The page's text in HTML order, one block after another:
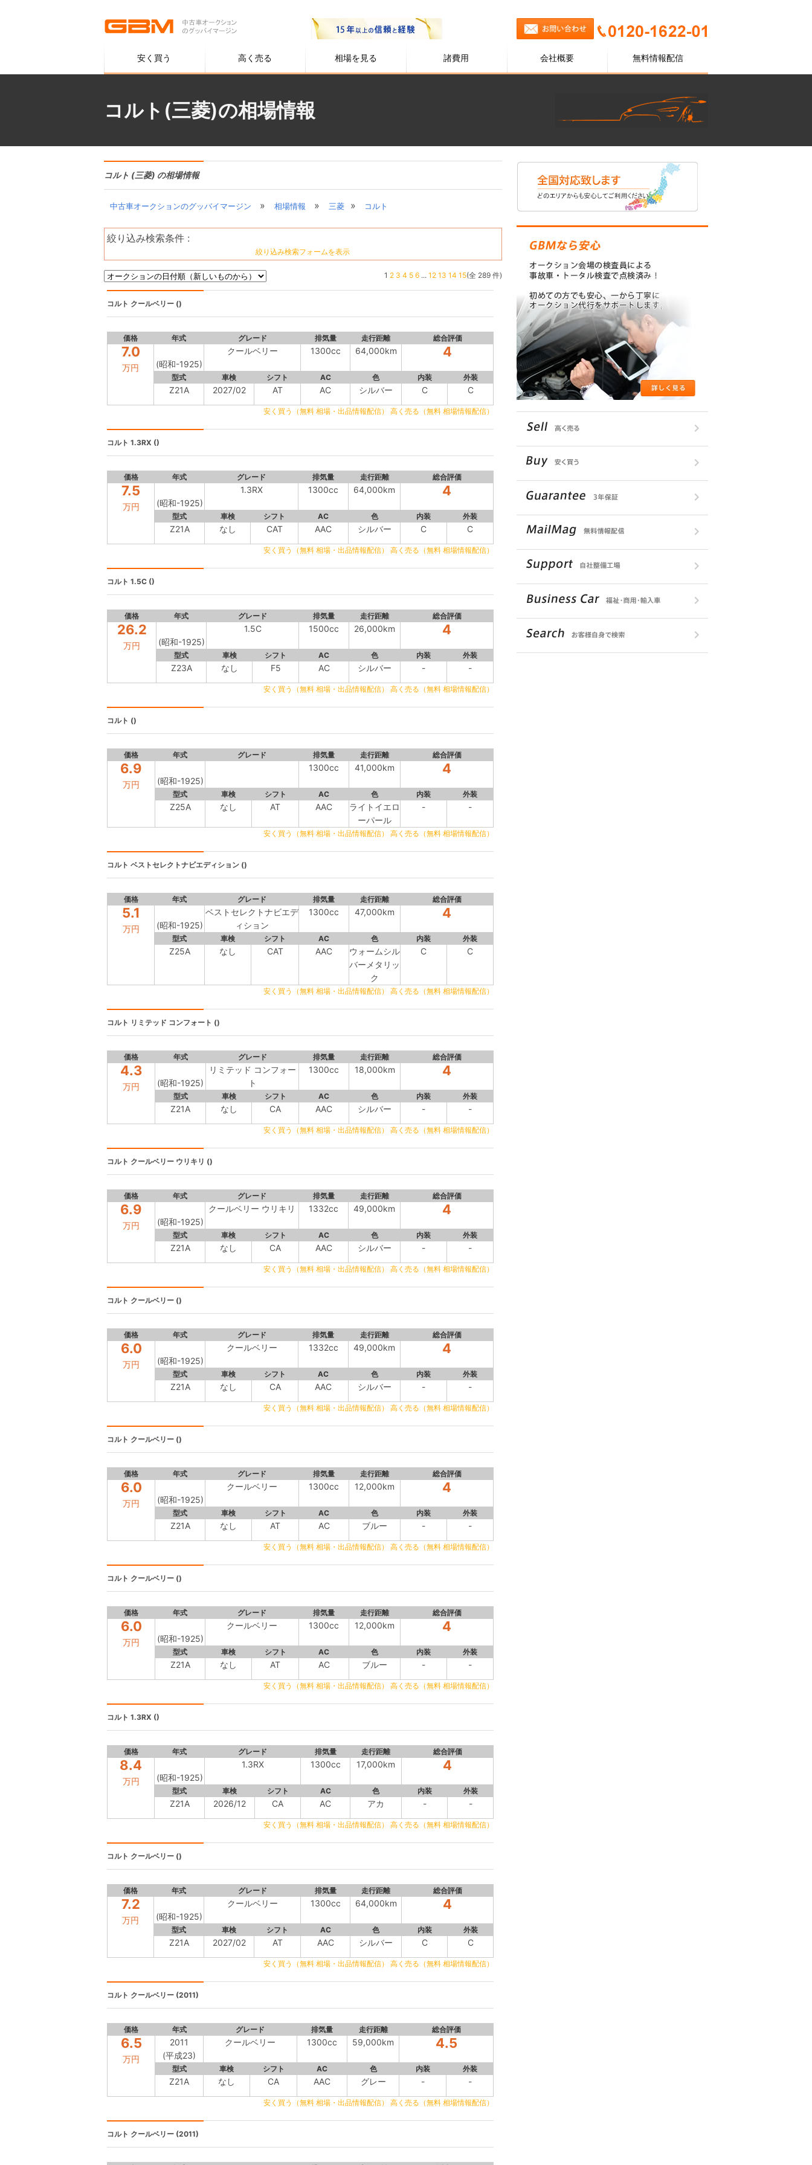
安く買う 高く売る 相場を見る 諸費用 会社概要 無料情報配信
コルト(三菱)の相場情報
コルト (三菱) の相場情報
中古車オークションのグッバイマージン » 相場情報 » 三菱 » コルト
絞り込み検索条件 :
絞り込み検索フォームを表示
1 2 3 4 5 6... 12 13 14 15(全 289 件)
コルト クールベリー ()
価格 年式 グレード 排気量 走行距離 総合評価
7.0
万円 (昭和-1925)
クールベリー 1300cc 64,000km 4
型式 車検 シフト AC 色 内装 外装
Z21A 2027/02 AT AC シルバー C C
安く買う（無料 相場・出品情報配信） 高く売る（無料 相場情報配信）
コルト 1.3RX ()
価格 年式 グレード 排気量 走行距離 総合評価
7.5
万円 (昭和-1925)
1.3RX 1300cc 64,000km 4
型式 車検 シフト AC 色 内装 外装
Z21A なし CAT AAC シルバー C C
安く買う（無料 相場・出品情報配信） 高く売る（無料 相場情報配信）
コルト 1.5C ()
価格 年式 グレード 排気量 走行距離 総合評価
26.2
万円 (昭和-1925)
1.5C 1500cc 26,000km 4
型式 車検 シフト AC 色 内装 外装
Z23A なし F5 AC シルバー - -
安く買う（無料 相場・出品情報配信） 高く売る（無料 相場情報配信）
コルト ()
価格 年式 グレード 排気量 走行距離 総合評価
6.9
万円 (昭和-1925)
1300cc 41,000km 4
型式 車検 シフト AC 色 内装 外装
Z25A なし AT AAC
ライトイエロ
ーパール
- -
安く買う（無料 相場・出品情報配信） 高く売る（無料 相場情報配信）
コルト ベストセレクトナビエディション ()
価格 年式 グレード 排気量 走行距離 総合評価
5.1
万円 (昭和-1925)
ベストセレクトナビエデ
ィション
1300cc 47,000km 4
型式 車検 シフト AC 色 内装 外装
Z25A なし CAT AAC
ウォームシル
バーメタリッ
ク
C C
安く買う（無料 相場・出品情報配信） 高く売る（無料 相場情報配信）
コルト リミテッド コンフォート ()
価格 年式 グレード 排気量 走行距離 総合評価
4.3
万円 (昭和-1925)
リミテッド コンフォー
ト
1300cc 18,000km 4
型式 車検 シフト AC 色 内装 外装
Z21A なし CA AAC シルバー - -
安く買う（無料 相場・出品情報配信） 高く売る（無料 相場情報配信）
コルト クールベリー ウリキリ ()
価格 年式 グレード 排気量 走行距離 総合評価
6.9
万円 (昭和-1925)
クールベリー ウリキリ 1332cc 49,000km 4
型式 車検 シフト AC 色 内装 外装
Z21A なし CA AAC シルバー - -
安く買う（無料 相場・出品情報配信） 高く売る（無料 相場情報配信）
コルト クールベリー ()
価格 年式 グレード 排気量 走行距離 総合評価
6.0
万円 (昭和-1925)
クールベリー 1332cc 49,000km 4
型式 車検 シフト AC 色 内装 外装
Z21A なし CA AAC シルバー - -
安く買う（無料 相場・出品情報配信） 高く売る（無料 相場情報配信）
コルト クールベリー ()
価格 年式 グレード 排気量 走行距離 総合評価
6.0
万円 (昭和-1925)
クールベリー 1300cc 12,000km 4
型式 車検 シフト AC 色 内装 外装
Z21A なし AT AC ブルー - -
安く買う（無料 相場・出品情報配信） 高く売る（無料 相場情報配信）
コルト クールベリー ()
価格 年式 グレード 排気量 走行距離 総合評価
6.0
万円 (昭和-1925)
クールベリー 1300cc 12,000km 4
型式 車検 シフト AC 色 内装 外装
Z21A なし AT AC ブルー - -
安く買う（無料 相場・出品情報配信） 高く売る（無料 相場情報配信）
コルト 1.3RX ()
価格 年式 グレード 排気量 走行距離 総合評価
8.4
万円 (昭和-1925)
1.3RX 1300cc 17,000km 4
型式 車検 シフト AC 色 内装 外装
Z21A 2026/12 CA AC アカ - -
安く買う（無料 相場・出品情報配信） 高く売る（無料 相場情報配信）
コルト クールベリー ()
価格 年式 グレード 排気量 走行距離 総合評価
7.2
万円 (昭和-1925)
クールベリー 1300cc 64,000km 4
型式 車検 シフト AC 色 内装 外装
Z21A 2027/02 AT AAC シルバー C C
安く買う（無料 相場・出品情報配信） 高く売る（無料 相場情報配信）
コルト クールベリー (2011)
価格 年式 グレード 排気量 走行距離 総合評価
6.5
万円
2011
(平成23)
クールベリー 1300cc 59,000km 4.5
型式 車検 シフト AC 色 内装 外装
Z21A なし CA AAC グレー - -
安く買う（無料 相場・出品情報配信） 高く売る（無料 相場情報配信）
コルト クールベリー (2011)